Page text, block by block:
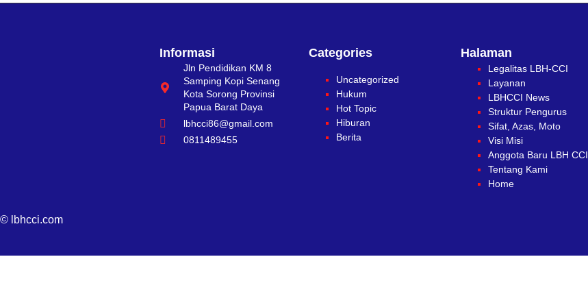
Informasi
Jln Pendidikan KM 8
Samping Kopi Senang
Kota Sorong Provinsi
Papua Barat Daya
lbhcci86@gmail.com
0811489455
Categories
Uncategorized
Hukum
Hot Topic
Hiburan
Berita
Halaman
Legalitas LBH-CCI
Layanan
LBHCCI News
Struktur Pengurus
Sifat, Azas, Moto
Visi Misi
Anggota Baru LBH CCI
Tentang Kami
Home
© lbhcci.com